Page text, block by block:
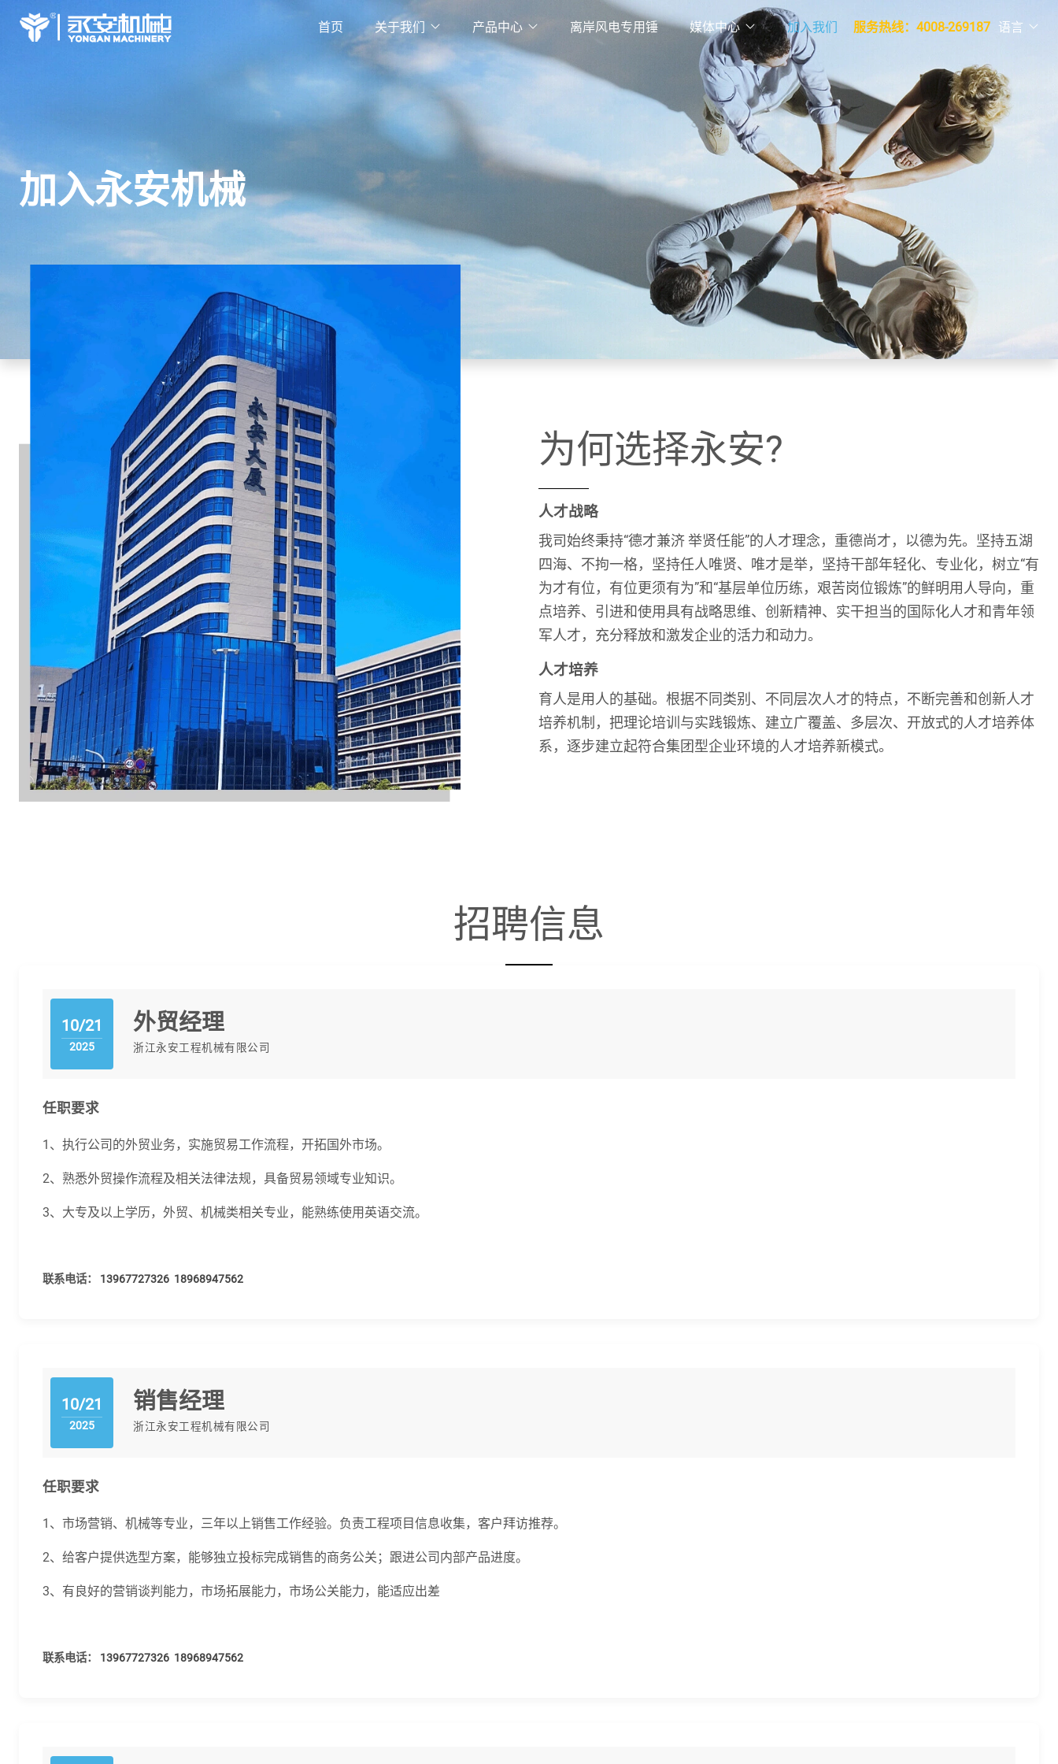
服务热线：4008-269187 语言
首页 关于我们 产品中心 离岸风电专用锤 媒体中心 加入我们
加入永安机械
为何选择永安?
人才战略
我司始终秉持“德才兼济 举贤任能”的人才理念，重德尚才，以德为先。坚持五湖
四海、不拘一格，坚持任人唯贤、唯才是举，坚持干部年轻化、专业化，树立“有
为才有位，有位更须有为”和“基层单位历练，艰苦岗位锻炼”的鲜明用人导向，重
点培养、引进和使用具有战略思维、创新精神、实干担当的国际化人才和青年领
军人才，充分释放和激发企业的活力和动力。
人才培养
育人是用人的基础。根据不同类别、不同层次人才的特点，不断完善和创新人才
培养机制，把理论培训与实践锻炼、建立广覆盖、多层次、开放式的人才培养体
系，逐步建立起符合集团型企业环境的人才培养新模式。
招聘信息
10/21
2025
外贸经理
浙江永安工程机械有限公司
任职要求
1、执行公司的外贸业务，实施贸易工作流程，开拓国外市场。
2、熟悉外贸操作流程及相关法律法规，具备贸易领域专业知识。
3、大专及以上学历，外贸、机械类相关专业，能熟练使用英语交流。
联系电话： 13967727326 18968947562
10/21
2025
销售经理
浙江永安工程机械有限公司
任职要求
1、市场营销、机械等专业，三年以上销售工作经验。负责工程项目信息收集，客户拜访推荐。
2、给客户提供选型方案，能够独立投标完成销售的商务公关；跟进公司内部产品进度。
3、有良好的营销谈判能力，市场拓展能力，市场公关能力，能适应出差
联系电话： 13967727326 18968947562